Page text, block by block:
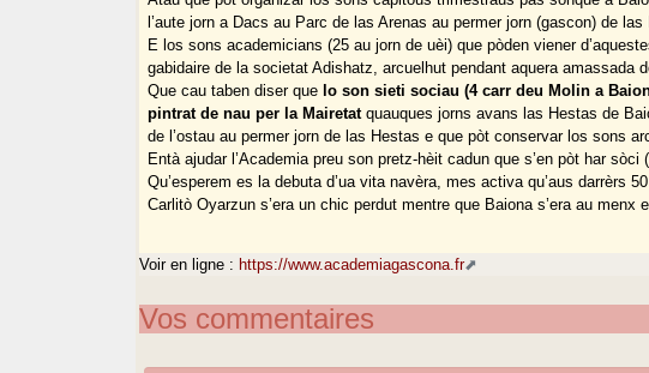
l’aute jorn a Dacs au Parc de las Arenas au permer jorn (gascon) de
E los sons academicians (25 au jorn de uèi) que pòden viener
gabidaire de la societat Adishatz, arcuelhut pendant aquera amassada
Que cau taben diser que lo son sieti sociau (4 carr deu Molin a
pintrat de nau per la Mairetatquauques jorns avans las Hestas de
de l’ostau au permer jorn de las Hestas e que pòt conservar los sons
Entà ajudar l’Academia preu son pretz-hèit cadun que s’en pòt har sòci
Qu’esperem es la debuta d’ua vita navèra, mes activa qu’aus darrèrs
Carlitò Oyarzun s’era un chic perdut mentre que Baiona s’era au menx
Voir en ligne : https://www.academiagascona.fr
Vos commentaires